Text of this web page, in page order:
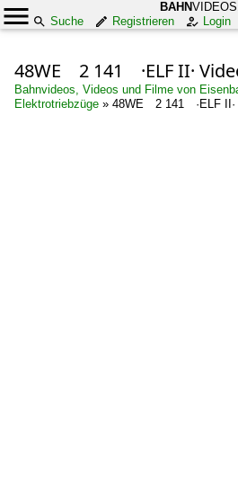
BAHN
Suche
Registrieren Login
48WE 2 141 ·ELF II·
Bahnvideos, Videos und Filme von
Elektrotriebzüge » 48WE 2 141 ·ELF II·